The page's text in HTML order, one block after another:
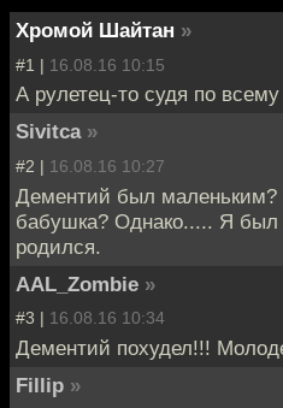
Хромой Шайтан »
#1 | 16.08.16 10:15
А рулетец-то судя по
Sivitca »
#2 | 16.08.16 10:27
Дементий был
бабушка? Однако..... Я был
родился.
AAL_Zombie »
#3 | 16.08.16 10:34
Дементий похудел!!!
Fillip »